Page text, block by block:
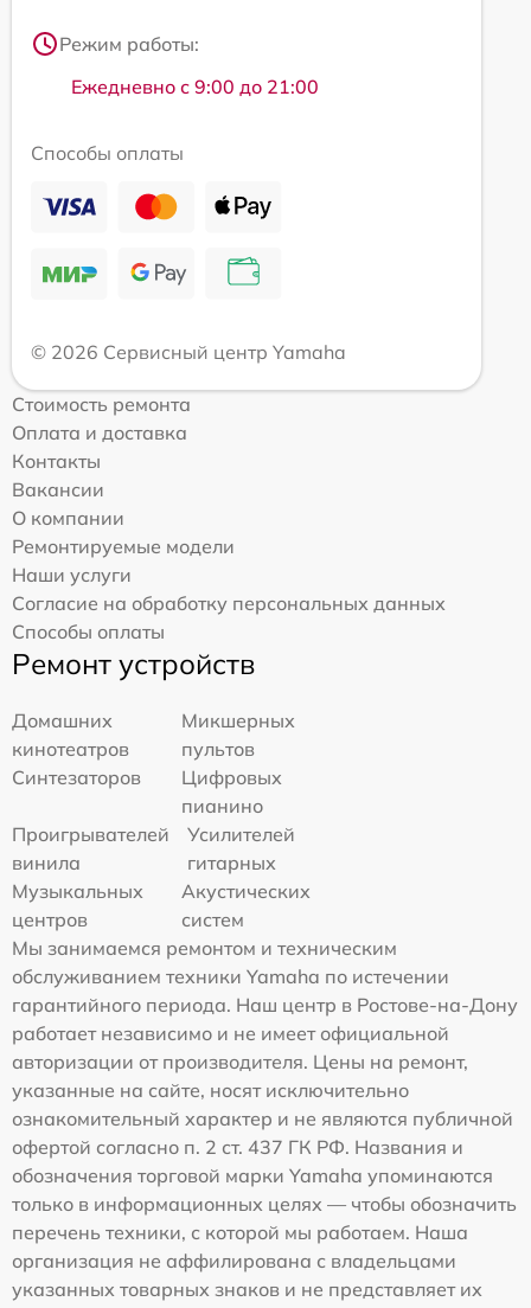
Режим работы:
Ежедневно с 9:00 до 21:00
Способы оплаты
© 2026 Сервисный центр Yamaha
Стоимость ремонта
Оплата и доставка
Контакты
Вакансии
О компании
Ремонтируемые модели
Наши услуги
Согласие на обработку персональных данных
Способы оплаты
Ремонт устройств
Домашних
кинотеатров
Микшерных
пультов
Синтезаторов
Цифровых
пианино
Проигрывателей
винила
Усилителей
гитарных
Музыкальных
центров
Акустических
систем
Мы занимаемся ремонтом и техническим
обслуживанием техники Yamaha по истечении
гарантийного периода. Наш центр в Ростове-на-Дону
работает независимо и не имеет официальной
авторизации от производителя. Цены на ремонт,
указанные на сайте, носят исключительно
ознакомительный характер и не являются публичной
офертой согласно п. 2 ст. 437 ГК РФ. Названия и
обозначения торговой марки Yamaha упоминаются
только в информационных целях — чтобы обозначить
перечень техники, с которой мы работаем. Наша
организация не аффилирована с владельцами
указанных товарных знаков и не представляет их